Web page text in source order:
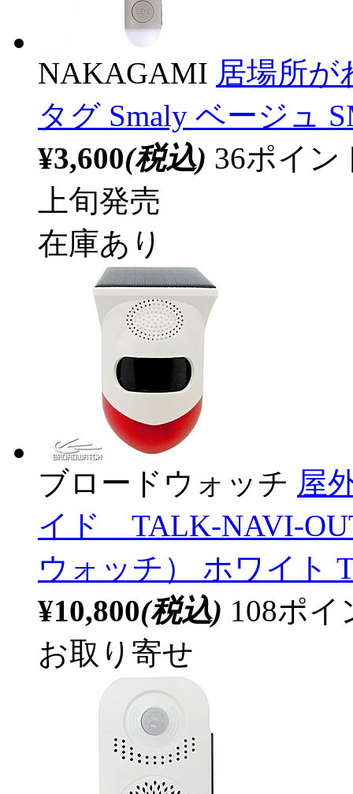
NAKAGAMI 居場所が
タグ Smaly ベージュ
¥3,600(税込) 36ポイ
上旬発売
在庫あり
ブロードウォッチ 屋
イド TALK-NAVI-
ウォッチ） ホワイト
¥10,800(税込) 108ポ
お取り寄せ